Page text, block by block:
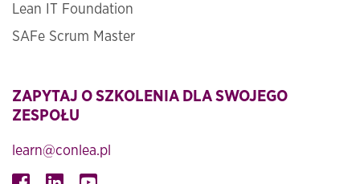
Lean IT Foundation
SAFe Scrum Master
ZAPYTAJ O SZKOLENIA DLA SWOJEGO
ZESPOŁU
learn@conlea.pl